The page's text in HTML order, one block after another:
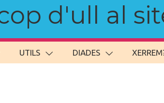
d'ull al
UTILS DIADES